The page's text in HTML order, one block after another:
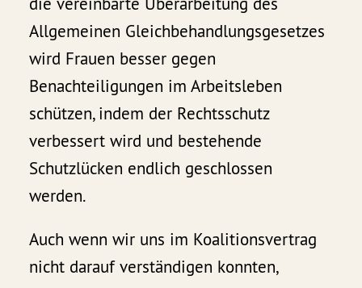
Allgemeinen Gleichbehandlungsgesetzes
wird Frauen besser gegen
Benachteiligungen im Arbeitsleben
schützen, indem der Rechtsschutz
verbessert wird und bestehende
Schutzlücken endlich geschlossen
werden.
Auch wenn wir uns im Koalitionsvertrag
nicht darauf verständigen konnten,